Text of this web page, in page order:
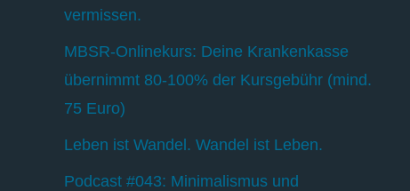
vermissen.
MBSR-Onlinekurs: Deine Krankenkasse
übernimmt 80-100% der Kursgebühr (mind.
75 Euro)
Leben ist Wandel. Wandel ist Leben.
Podcast #043: Minimalismus und